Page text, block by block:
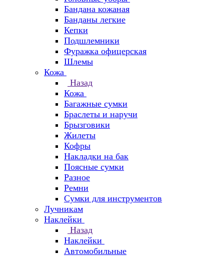
Бандана кожаная
Банданы легкие
Кепки
Подшлемники
Фуражка офицерская
Шлемы
Кожа
Назад
Кожа
Багажные сумки
Браслеты и наручи
Брызговики
Жилеты
Кофры
Накладки на бак
Поясные сумки
Разное
Ремни
Сумки для инструментов
Лучникам
Наклейки
Назад
Наклейки
Автомобильные